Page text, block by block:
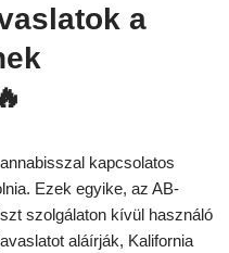
a
kapcsolatos
Ezek egyike, az AB-
szolgálaton kívül használó
aláírják, Kalifornia